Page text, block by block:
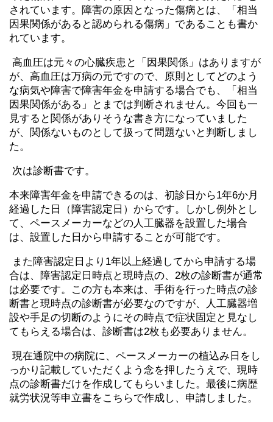
されています。障害の原因となった傷病とは、「相当
因果関係があると認められる傷病」であることも書か
れています。
高血圧は元々の心臓疾患と「因果関係」はありますが
が、高血圧は万病の元ですので、原則としてどのよう
な病気や障害で障害年金を申請する場合でも、「相当
因果関係がある」とまでは判断されません。今回も一
見すると関係がありそうな書き方になっていました
が、関係ないものとして扱って問題ないと判断しまし
た。
次は診断書です。
本来障害年金を申請できるのは、初診日から1年6か月
経過した日（障害認定日）からです。しかし例外とし
て、ペースメーカーなどの人工臓器を設置した場合
は、設置した日から申請することが可能です。
また障害認定日より1年以上経過してから申請する場
合は、障害認定日時点と現時点の、2枚の診断書が通常
は必要です。この方も本来は、手術を行った時点の診
断書と現時点の診断書が必要なのですが、人工臓器増
設や手足の切断のようにその時点で症状固定と見なし
てもらえる場合は、診断書は2枚も必要ありません。
現在通院中の病院に、ペースメーカーの植込み日をし
っかり記載していただくよう念を押したうえで、現時
点の診断書だけを作成してもらいました。最後に病歴
就労状況等申立書をこちらで作成し、申請しました。